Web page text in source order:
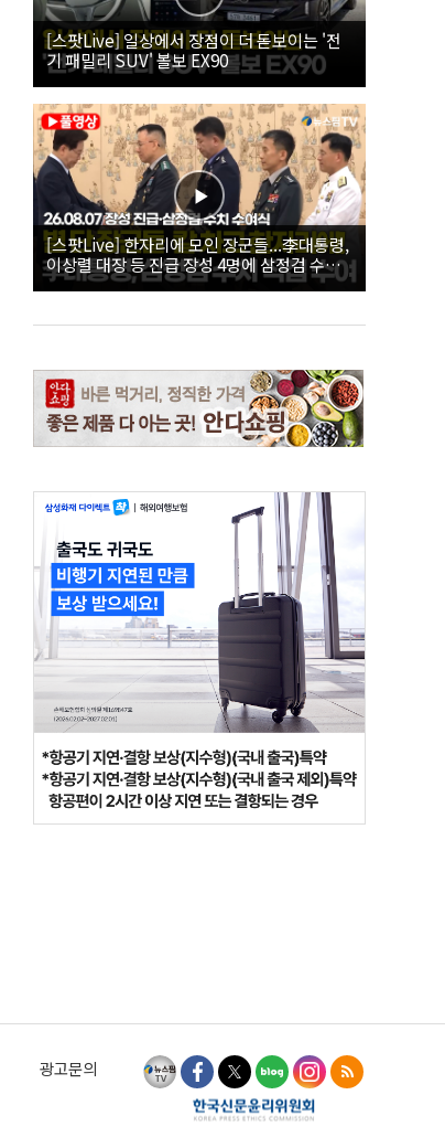
[스팟Live] 일상에서 장점이 더 돋보이는 '전
기 패밀리 SUV' 볼보 EX90
[스팟Live] 한자리에 모인 장군들...李대통령,
이상렬 대장 등 진급 장성 4명에 삼정검 수치
직접 수여｜26.08.07 장성 진급·삼정검 수치
광고문의